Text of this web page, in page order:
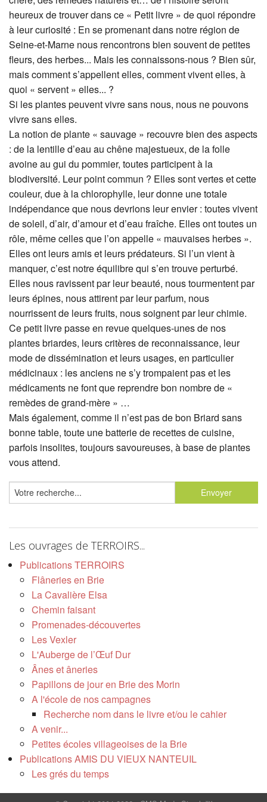
heureux de trouver dans ce « Petit livre » de quoi répondre
à leur curiosité : En se promenant dans notre région de
Seine-et-Marne nous rencontrons bien souvent de petites
fleurs, des herbes... Mais les connaissons-nous ? Bien sûr,
mais comment s’appellent elles, comment vivent elles, à
quoi « servent » elles... ?
Si les plantes peuvent vivre sans nous, nous ne pouvons
vivre sans elles.
La notion de plante « sauvage » recouvre bien des aspects
: de la lentille d’eau au chêne majestueux, de la folle
avoine au gui du pommier, toutes participent à la
biodiversité. Leur point commun ? Elles sont vertes et cette
couleur, due à la chlorophylle, leur donne une totale
indépendance que nous devrions leur envier : toutes vivent
de soleil, d’air, d’amour et d’eau fraîche. Elles ont toutes un
rôle, même celles que l’on appelle « mauvaises herbes ».
Elles ont leurs amis et leurs prédateurs. Si l’un vient à
manquer, c’est notre équilibre qui s’en trouve perturbé.
Elles nous ravissent par leur beauté, nous tourmentent par
leurs épines, nous attirent par leur parfum, nous
nourrissent de leurs fruits, nous soignent par leur chimie.
Ce petit livre passe en revue quelques-unes de nos
plantes briardes, leurs critères de reconnaissance, leur
mode de dissémination et leurs usages, en particulier
médicinaux : les anciens ne s’y trompaient pas et les
médicaments ne font que reprendre bon nombre de «
remèdes de grand-mère » …
Mais également, comme il n’est pas de bon Briard sans
bonne table, toute une batterie de recettes de cuisine,
parfois insolites, toujours savoureuses, à base de plantes
vous attend.
Les ouvrages de TERROIRS...
Publications TERROIRS
Flâneries en Brie
La Cavalière Elsa
Chemin faisant
Promenades-découvertes
Les Vexler
L'Auberge de l’Œuf Dur
Ânes et âneries
Papillons de jour en Brie des Morin
A l'école de nos campagnes
Recherche nom dans le livre et/ou le cahier
A venir...
Petites écoles villageoises de la Brie
Publications AMIS DU VIEUX NANTEUIL
Les grés du temps